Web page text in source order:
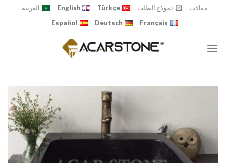
مقالات نموذج الطلب Türkçe
English
العربية
Français
Deutsch
Español